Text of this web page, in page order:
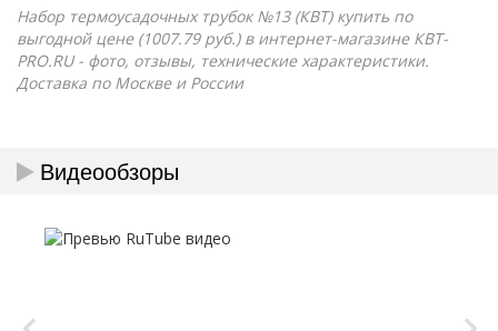
Набор термоусадочных трубок №13 (КВТ) купить по
выгодной цене (1007.79 руб.) в интернет-магазине КВТ-
PRO.RU - фото, отзывы, технические характеристики.
Доставка по Москве и России
Видеообзоры